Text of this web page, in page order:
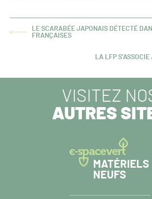
ARTICLE
LE SCARABÉE JAPONAIS DÉTECTÉ
FRANÇAISES
ARTICLE
LA LFP
VISITEZ
AUTRES
MATÉRIELS
NEUFS